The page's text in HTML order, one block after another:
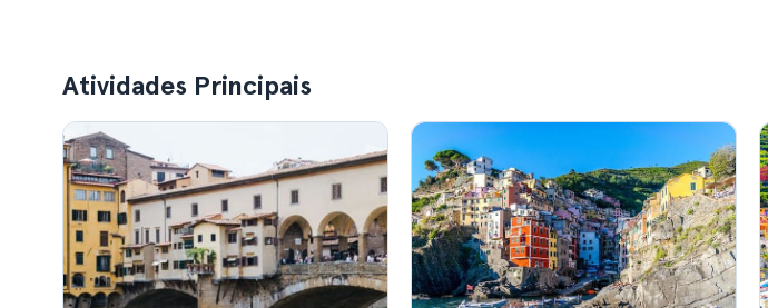
Atividades Principais